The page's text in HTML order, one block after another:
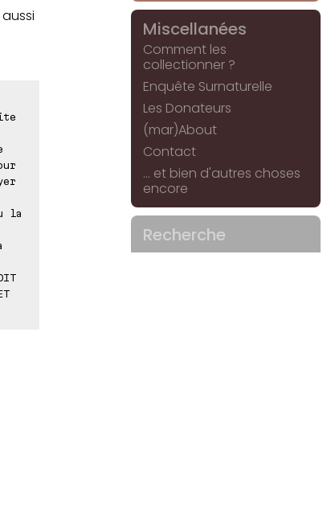
la
Miscellanées
Comment les
collectionner ?
Enquête Surnaturelle
Les Donateurs
(mar)About
Contact
... et bien d'autres choses
encore
Recherche